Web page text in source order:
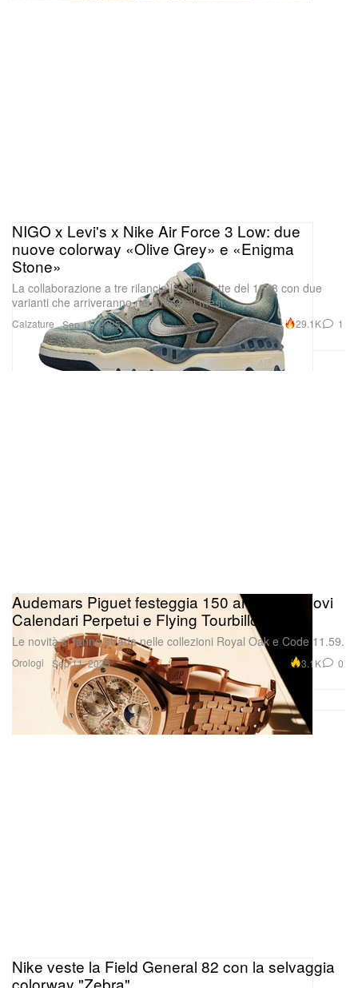
Calzature
NIGO x Levi's x Nike Air Force 3 Low: due
nuove colorway «Olive Grey» e «Enigma
Stone»
La collaborazione a tre rilancia la silhouette del 1988 con due
varianti che arriveranno nei prossimi mesi.
Sep 11, 2025 29.1K 1
Orologi
Audemars Piguet festeggia 150 anni con nuovi
Calendari Perpetui e Flying Tourbillon
Le novità si fanno strada nelle collezioni Royal Oak e Code 11.59.
Sep 11, 2025 3.1K 0
Nike veste la Field General 82 con la selvaggia
colorway "Zebra"